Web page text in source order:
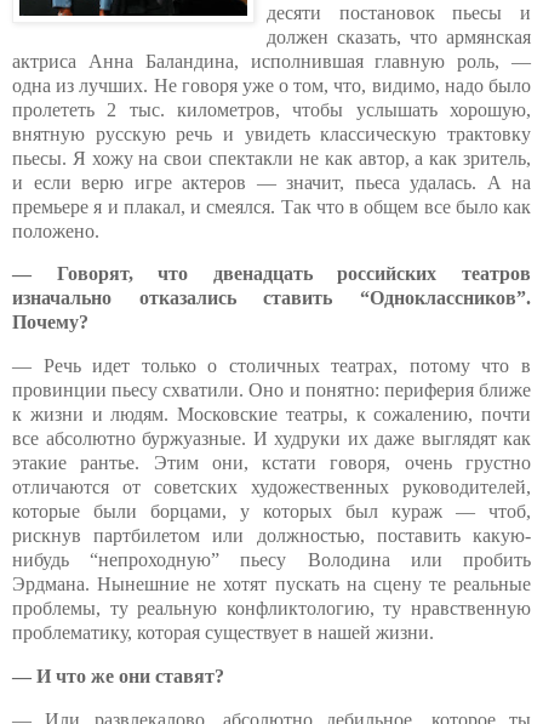
десяти постановок пьесы и
должен сказать, что армянская
актриса Анна Баландина, исполнившая главную роль, —
одна из лучших. Не говоря уже о том, что, видимо, надо было
пролететь 2 тыс. километров, чтобы услышать хорошую,
внятную русскую речь и увидеть классическую трактовку
пьесы. Я хожу на свои спектакли не как автор, а как зритель,
и если верю игре актеров — значит, пьеса удалась. А на
премьере я и плакал, и смеялся. Так что в общем все было как
положено.
— Говорят, что двенадцать российских театров
изначально отказались ставить “Одноклассников”.
Почему?
— Речь идет только о столичных театрах, потому что в
провинции пьесу схватили. Оно и понятно: периферия ближе
к жизни и людям. Московские театры, к сожалению, почти
все абсолютно буржуазные. И худруки их даже выглядят как
этакие рантье. Этим они, кстати говоря, очень грустно
отличаются от советских художественных руководителей,
которые были борцами, у которых был кураж — чтоб,
рискнув партбилетом или должностью, поставить какую-
нибудь “непроходную” пьесу Володина или пробить
Эрдмана. Нынешние не хотят пускать на сцену те реальные
проблемы, ту реальную конфликтологию, ту нравственную
проблематику, которая существует в нашей жизни.
— И что же они ставят?
— Или развлекалово, абсолютно дебильное, которое ты